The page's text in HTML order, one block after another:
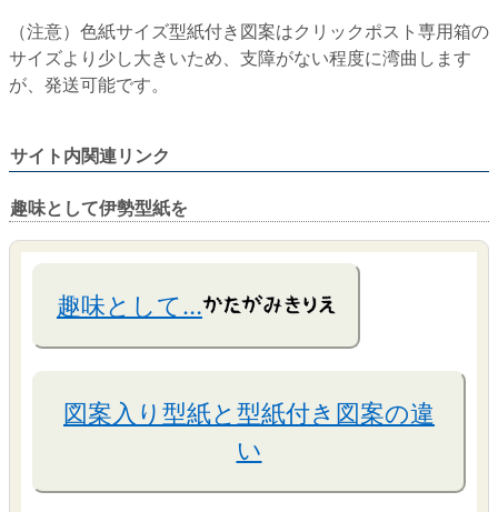
（注意）色紙サイズ型紙付き図案はクリックポスト専用箱の
サイズより少し大きいため、支障がない程度に湾曲します
が、発送可能です。
サイト内関連リンク
趣味として伊勢型紙を
趣味として…
図案入り型紙と型紙付き図案の違
い